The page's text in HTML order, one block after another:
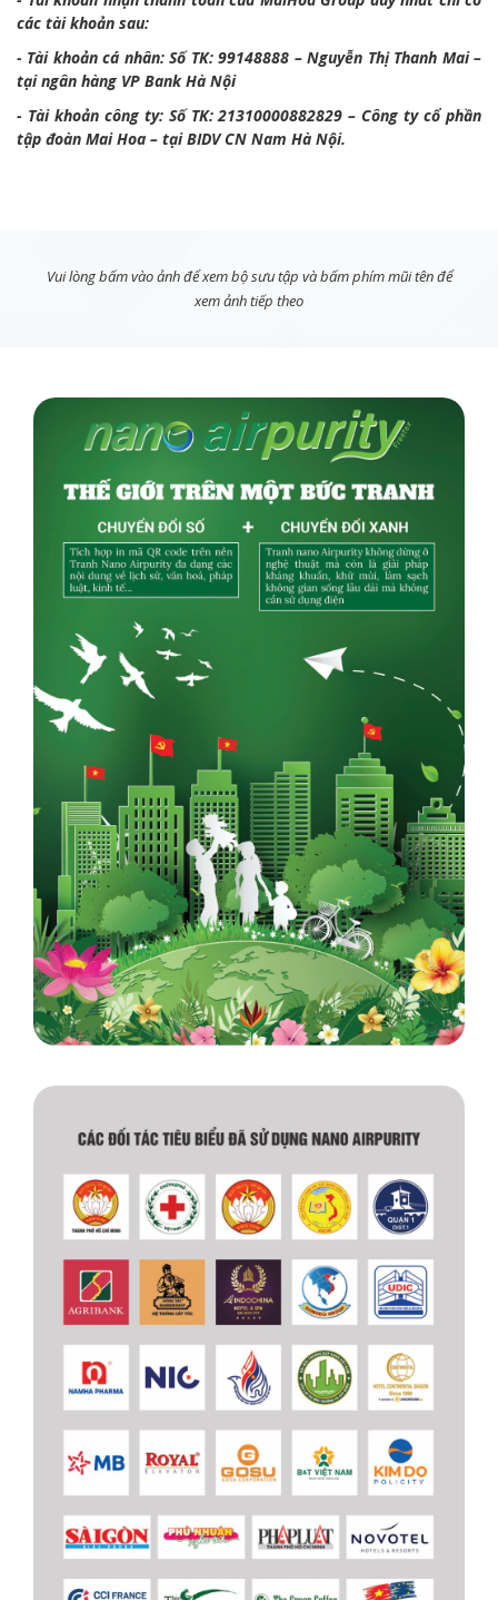
các tài khoản sau:
- Tài khoản cá nhân: Số TK: 99148888 – Nguyễn Thị Thanh Mai –
tại ngân hàng VP Bank Hà Nội
- Tài khoản công ty: Số TK: 21310000882829 – Công ty cổ phần
tập đoàn Mai Hoa – tại BIDV CN Nam Hà Nội.
Vui lòng bấm vào ảnh để xem bộ sưu tập và bấm phím mũi tên để
xem ảnh tiếp theo